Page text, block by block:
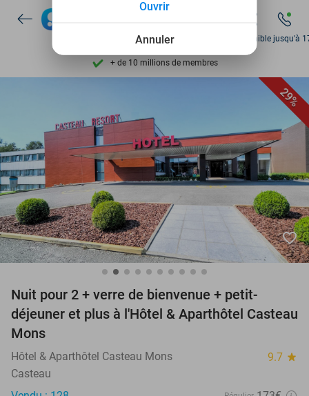
+ de 10 millions de membres
Disponible 7 jours par semaine
+ de 10 millions de membres
Disponible jusqu'à
29%
favorite_border
Nuit pour 2 + verre de bienvenue + petit-
déjeuner et plus à l'Hôtel & Aparthôtel Casteau
Mons
Hôtel & Aparthôtel Casteau Mons 9.7 star
Casteau
Annuler
Ouvrir